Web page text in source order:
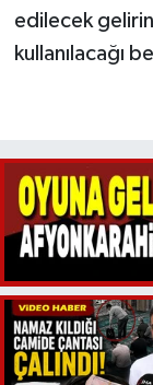
edilecek
kullanılacağı